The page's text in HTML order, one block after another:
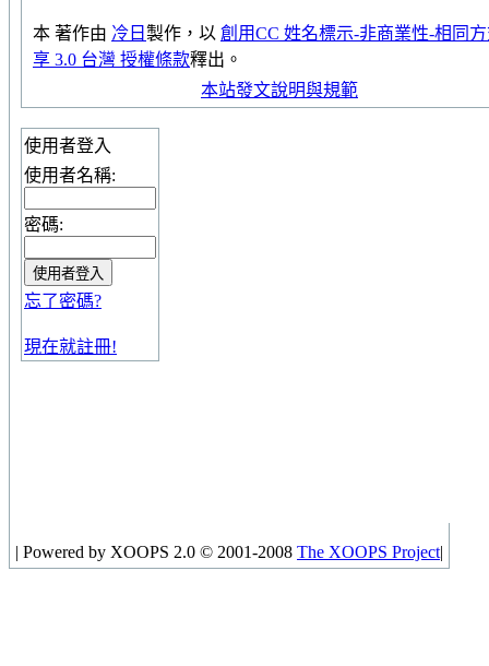
本 著作由 冷日 製作，以 創用CC 姓名標示-非商業性-相同
享 3.0 台灣 授權條款釋出。
本站發文說明與規範
使用者登入
使用者名稱:
密碼:
忘了密碼?
現在就註冊!
| Powered by XOOPS 2.0 © 2001-2008 The XOOPS Project|